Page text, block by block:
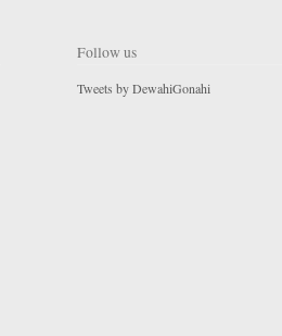
Follow us
Tweets by DewahiGonahi